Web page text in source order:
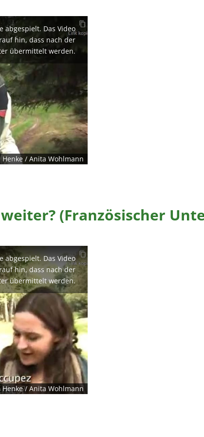
abgespielt. Das Video
hin, dass nach der
übermittelt werden.
/ Anita Wohlmann
(Französischer
abgespielt. Das Video
hin, dass nach der
übermittelt werden.
/ Anita Wohlmann